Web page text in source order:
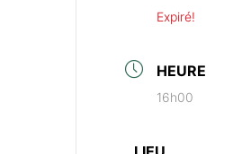
Expiré!
HEURE
16h00